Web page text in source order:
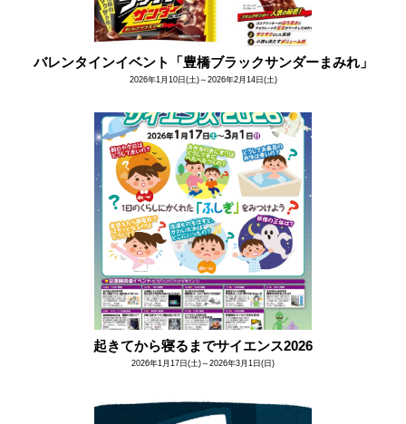
バレンタインイベント「豊橋ブラックサンダーまみれ」
2026年1月10日(土)～2026年2月14日(土)
起きてから寝るまでサイエンス2026
2026年1月17日(土)～2026年3月1日(日)